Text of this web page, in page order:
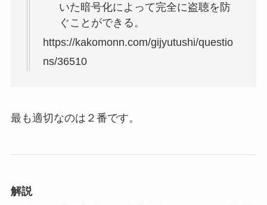
いた暗号化によって完全に盗聴を防
ぐことができる。
https://kakomonn.com/gijyutushi/questio
ns/36510
最も適切なのは２番です。
解説